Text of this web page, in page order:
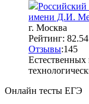
Российский
имени Д.И.
г. Москва
Рейтинг: 82.54
Отзывы:145
Онлайн тесты ЕГЭ